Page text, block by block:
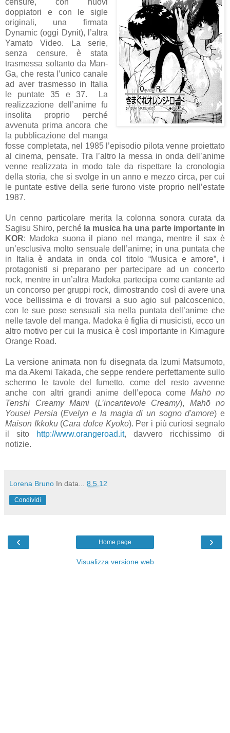
doppiatori e con le sigle
originali, una firmata
Dynamic (oggi Dynit), l’altra
Yamato Video. La serie,
senza censure, è stata
trasmessa soltanto da Man-
Ga, che resta l’unico canale
ad aver trasmesso in Italia
le puntate 35 e 37. La
realizzazione dell’anime fu
insolita proprio perché
avvenuta prima ancora che
la pubblicazione del manga
fosse completata, nel 1985 l’episodio pilota venne proiettato
al cinema, pensate. Tra l’altro la messa in onda dell’anime
venne realizzata in modo tale da rispettare la cronologia
della storia, che si svolge in un anno e mezzo circa, per cui
le puntate estive della serie furono viste proprio nell’estate
1987.
Un cenno particolare merita la colonna sonora curata da
Sagisu Shiro, perché la musica ha una parte importante in
KOR: Madoka suona il piano nel manga, mentre il sax è
un’esclusiva molto sensuale dell’anime; in una puntata che
in Italia è andata in onda col titolo “Musica e amore”, i
protagonisti si preparano per partecipare ad un concerto
rock, mentre in un’altra Madoka partecipa come cantante ad
un concorso per gruppi rock, dimostrando così di avere una
voce bellissima e di trovarsi a suo agio sul palcoscenico,
con le sue pose sensuali sia nella puntata dell’anime che
nelle tavole del manga. Madoka è figlia di musicisti, ecco un
altro motivo per cui la musica è così importante in Kimagure
Orange Road.
La versione animata non fu disegnata da Izumi Matsumoto,
ma da Akemi Takada, che seppe rendere perfettamente sullo
schermo le tavole del fumetto, come del resto avvenne
anche con altri grandi anime dell’epoca come Mahō no
Tenshi Creamy Mami (L’incantevole Creamy), Mahō no
Yousei Persia (Evelyn e la magia di un sogno d'amore) e
Maison Ikkoku(Cara dolce Kyoko). Per i più curiosi segnalo
il sito
http://www.orangeroad.it, davvero ricchissimo di
notizie.
Lorena Bruno In data... 8.5.12
Condividi
‹ ›
Home page
Visualizza versione web